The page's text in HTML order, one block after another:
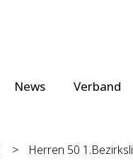
News Verband
>
Herren 50